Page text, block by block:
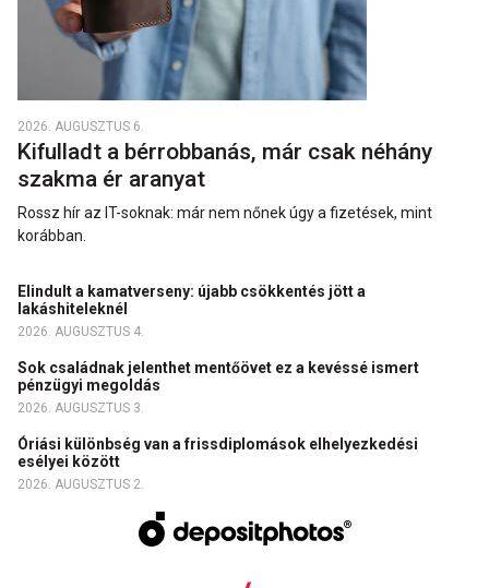
2026. AUGUSZTUS 6.
Kifulladt a bérrobbanás, már csak néhány
szakma ér aranyat
Rossz hír az IT-soknak: már nem nőnek úgy a fizetések, mint
korábban.
Elindult a kamatverseny: újabb csökkentés jött a
lakáshiteleknél
2026. AUGUSZTUS 4.
Sok családnak jelenthet mentőövet ez a kevéssé ismert
pénzügyi megoldás
2026. AUGUSZTUS 3.
Óriási különbség van a frissdiplomások elhelyezkedési
esélyei között
2026. AUGUSZTUS 2.